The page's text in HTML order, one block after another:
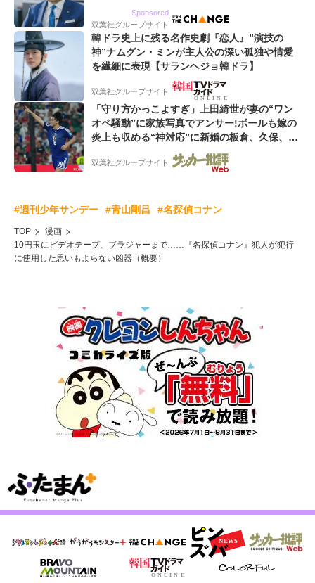
Sponsored
双葉社グループサイト
韓ドラ史上に残る名作史劇『恋人』”演技の
神”ナムグン・ミンが主人公の深い孤独や情愛
を繊細に表現【サランヘジョ韓ドラ】
双葉社グループサイト
「守り方かっこよすぎ」上田綺世が妻の“ワン
オペ騒動”に家族写真でアンサー!ボールも嫁の
炎上も収める“神対応”に新婚の板倉、久保、長
友夫妻も続々エール!
双葉社グループサイト
#週刊少年サンデー #青山剛昌 #名探偵コナン
TOP
漫画
10円玉にビデオテープ、ブラジャーまで……『名探偵コナン』犯人が犯行
に使用した思いもよらない凶器（概要）